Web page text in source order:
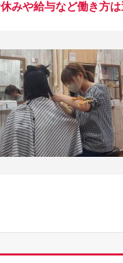
みや給与など働き方は